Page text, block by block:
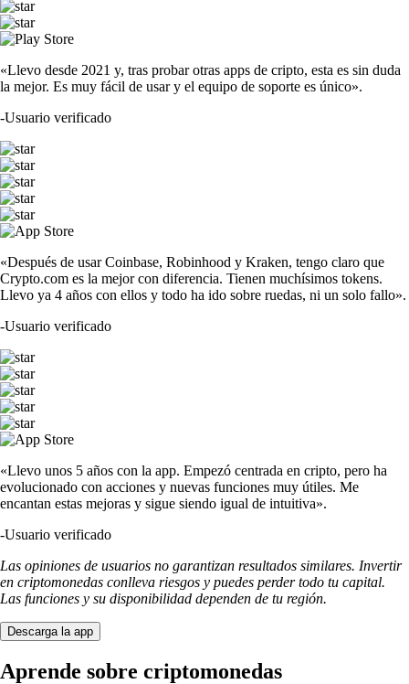
«Llevo desde 2021 y, tras probar otras apps de cripto, esta es sin duda
la mejor. Es muy fácil de usar y el equipo de soporte es único».
-Usuario verificado
«Después de usar Coinbase, Robinhood y Kraken, tengo claro que
Crypto.com es la mejor con diferencia. Tienen muchísimos tokens.
Llevo ya 4 años con ellos y todo ha ido sobre ruedas, ni un solo fallo».
-Usuario verificado
«Llevo unos 5 años con la app. Empezó centrada en cripto, pero ha
evolucionado con acciones y nuevas funciones muy útiles. Me
encantan estas mejoras y sigue siendo igual de intuitiva».
-Usuario verificado
Las opiniones de usuarios no garantizan resultados similares. Invertir
en criptomonedas conlleva riesgos y puedes perder todo tu capital.
Las funciones y su disponibilidad dependen de tu región.
Descarga la app
Aprende sobre criptomonedas